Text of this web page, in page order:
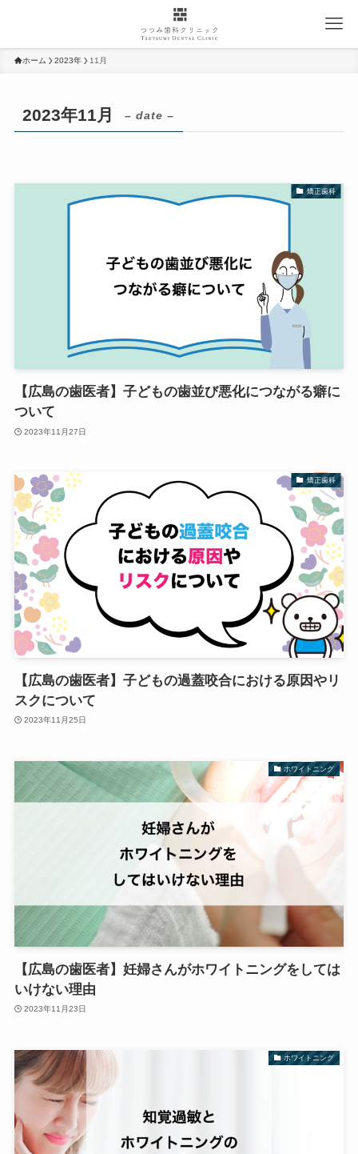
ホーム 2023年 11月
2023年11月 – date –
矯正歯科
【広島の歯医者】子どもの歯並び悪化につながる癖に
ついて
2023年11月27日
矯正歯科
【広島の歯医者】子どもの過蓋咬合における原因やリ
スクについて
2023年11月25日
ホワイトニング
【広島の歯医者】妊婦さんがホワイトニングをしては
いけない理由
2023年11月23日
ホワイトニング